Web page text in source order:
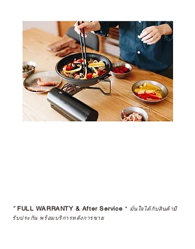
*FULL WARRANTY & After Service * มั่นใจได้กับสินค้ามี
รับประกัน พร้อมบริการหลังการขาย